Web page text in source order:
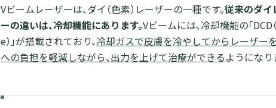
Vビームレーザーは、ダイ（色素）レーザーの一種です。従来のダイ
ーの違いは、冷却機能にあります。Vビームには、冷却機能の「
e）」が搭載されており、冷却ガスで皮膚を冷やしてからレーザー
への負担を軽減しながら、出力を上げて治療ができるようになり